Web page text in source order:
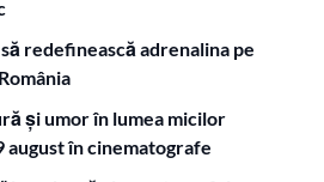
redefinească adrenalina pe
și umor în lumea micilor
august în cinematografe